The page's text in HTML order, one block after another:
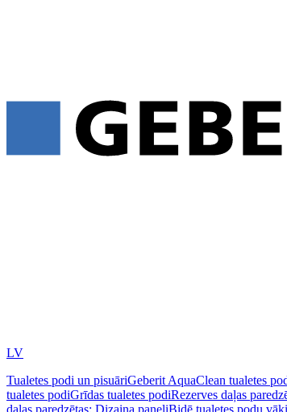
LV
Tualetes podi un pisuāriGeberit AquaClean tualetes
tualetes podiGrīdas tualetes podiRezerves daļas
daļas paredzētas: Dizaina paneļiBidē tualetes podu